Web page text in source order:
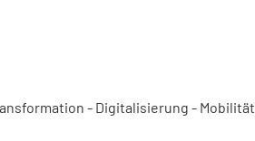
- Digitalisierung - Mobilität